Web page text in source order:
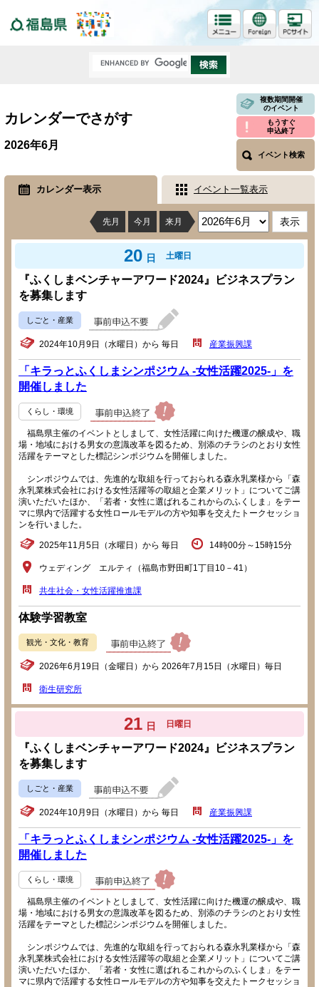
カレンダーでさがす
複数期間開催
のイベント
もうすぐ
申込終了
イベント検索
2026年6月
カレンダー表示 イベント一覧表示
先月 今月 来月
20 日 土曜日
『ふくしまベンチャーアワード2024』ビジネスプラン
を募集します
しごと・産業
2024年10月9日（水曜日）から 毎日 産業振興課
「キラっとふくしまシンポジウム -女性活躍2025-」を
開催しました
くらし・環境
福島県主催のイベントとしまして、女性活躍に向けた機運の醸成や、職
場・地域における男女の意識改革を図るため、別添のチラシのとおり女性
活躍をテーマとした標記シンポジウムを開催しました。
シンポジウムでは、先進的な取組を行っておられる森永乳業様から「森
永乳業株式会社における女性活躍等の取組と企業メリット」についてご講
演いただいたほか、「若者・女性に選ばれるこれからのふくしま」をテー
マに県内で活躍する女性ロールモデルの方や知事を交えたトークセッショ
ンを行いました。
2025年11月5日（水曜日）から 毎日 14時00分～15時15分
ウェディング エルティ（福島市野田町1丁目10－41）
共生社会・女性活躍推進課
体験学習教室
観光・文化・教育
2026年6月19日（金曜日）から 2026年7月15日（水曜日）毎日
衛生研究所
21 日 日曜日
『ふくしまベンチャーアワード2024』ビジネスプラン
を募集します
しごと・産業
2024年10月9日（水曜日）から 毎日 産業振興課
「キラっとふくしまシンポジウム -女性活躍2025-」を
開催しました
くらし・環境
福島県主催のイベントとしまして、女性活躍に向けた機運の醸成や、職
場・地域における男女の意識改革を図るため、別添のチラシのとおり女性
活躍をテーマとした標記シンポジウムを開催しました。
シンポジウムでは、先進的な取組を行っておられる森永乳業様から「森
永乳業株式会社における女性活躍等の取組と企業メリット」についてご講
演いただいたほか、「若者・女性に選ばれるこれからのふくしま」をテー
マに県内で活躍する女性ロールモデルの方や知事を交えたトークセッショ